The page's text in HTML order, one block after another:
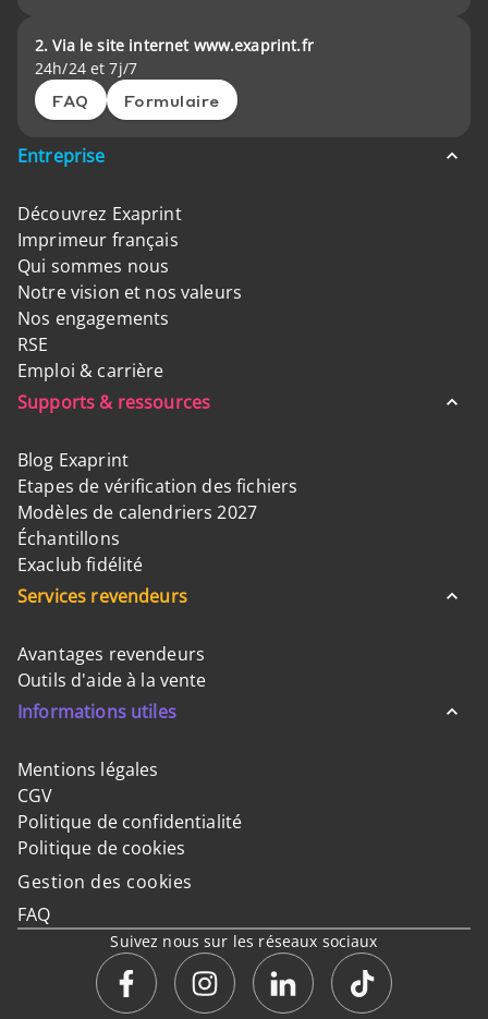
2. Via le site internet www.exaprint.fr
24h/24 et 7j/7
FAQ Formulaire
Entreprise
Découvrez Exaprint
Imprimeur français
Qui sommes nous
Notre vision et nos valeurs
Nos engagements
RSE
Emploi & carrière
Supports & ressources
Blog Exaprint
Etapes de vérification des fichiers
Modèles de calendriers 2027
Échantillons
Exaclub fidélité
Services revendeurs
Avantages revendeurs
Outils d'aide à la vente
Informations utiles
Mentions légales
CGV
Politique de confidentialité
Politique de cookies
Gestion des cookies
FAQ
Suivez nous sur les réseaux sociaux